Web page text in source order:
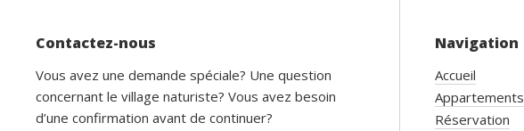
Contactez-nous
Vous avez une demande spéciale? Une question
concernant le village naturiste? Vous avez besoin
d’une confirmation avant de continuer?
Navigation
Accueil
Appartements
Réservation